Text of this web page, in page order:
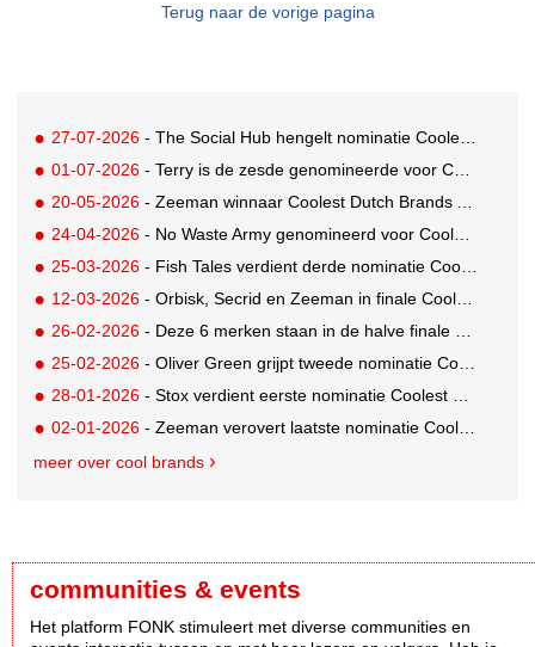
Terug naar de vorige pagina
27-07-2026 - The Social Hub hengelt nominatie Coolest Dutch Brands binnen
01-07-2026 - Terry is de zesde genomineerde voor Coolest Dutch Brands 2026
20-05-2026 - Zeeman winnaar Coolest Dutch Brands Award 2025!
24-04-2026 - No Waste Army genomineerd voor Coolest Dutch Brands 2026
25-03-2026 - Fish Tales verdient derde nominatie Coolest Dutch Brands 2026
12-03-2026 - Orbisk, Secrid en Zeeman in finale Coolest Dutch Brands 2025
26-02-2026 - Deze 6 merken staan in de halve finale Coolest Dutch Brands 2025!
25-02-2026 - Oliver Green grijpt tweede nominatie Coolest Dutch Brands 2026
28-01-2026 - Stox verdient eerste nominatie Coolest Dutch Brands 2026
02-01-2026 - Zeeman verovert laatste nominatie Coolest Dutch Brands 2025
meer over cool brands
communities & events
Het platform FONK stimuleert met diverse communities en